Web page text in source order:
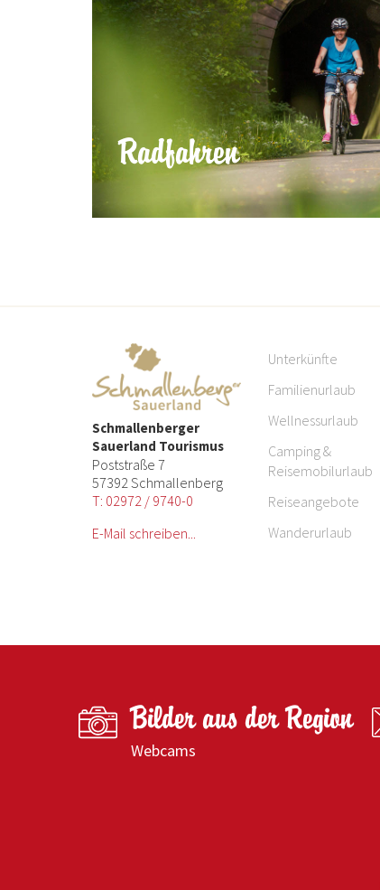
Radfahren
Schmallenberger
Sauerland Tourismus
Poststraße 7
57392 Schmallenberg
T: 02972 / 9740-0
E-Mail schreiben...
Unterkünfte
Familienurlaub
Wellnessurlaub
Camping &
Reisemobilurlaub
Reiseangebote
Wanderurlaub
Bilder aus der Region
Webcams